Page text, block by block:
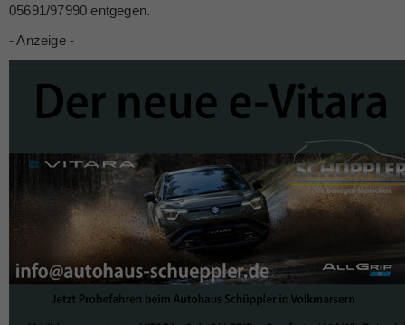
05691/97990 entgegen.
- Anzeige -